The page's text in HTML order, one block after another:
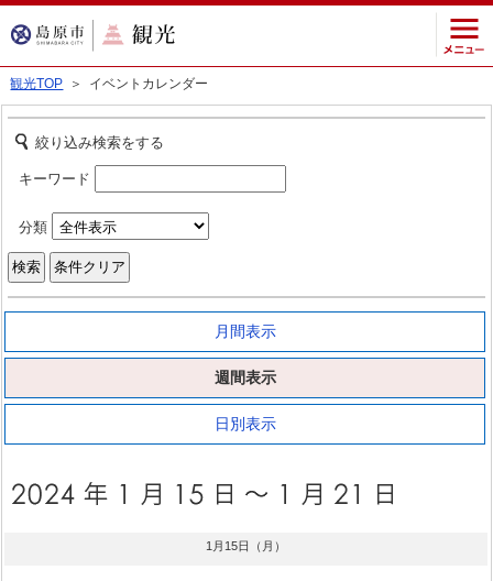
観光TOP ＞ イベントカレンダー
絞り込み検索をする
キーワード
分類
月間表示
週間表示
日別表示
1月15日（月）